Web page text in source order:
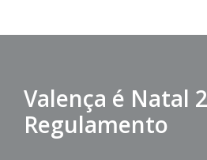
conteúdo
Valença é Natal
Regulamento